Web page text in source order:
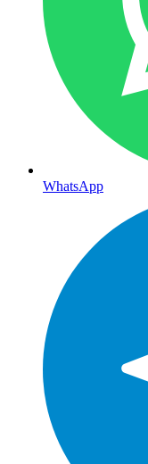
WhatsApp